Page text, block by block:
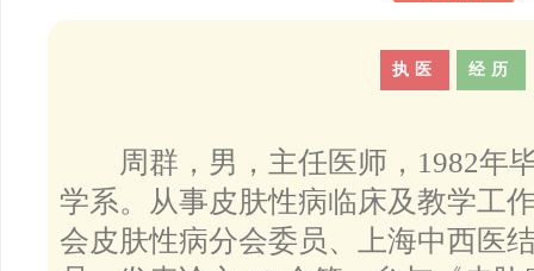
执医 经历
周群，男，主任医师，1982年
学系。从事皮肤性病临床及教学工
会皮肤性病分会委员、上海中西医